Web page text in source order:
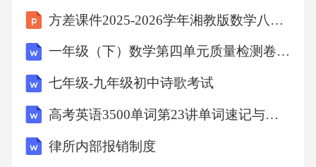
施的效果和成果提高产品质量增加客户满意度
优化理赔流程提升
方差课件2025-2026学年湘教版数学八年级下册
一年级（下）数学第四单元质量检测卷《青岛54版》
七年级-九年级初中诗歌考试
高考英语3500单词第23讲单词速记与拓展
律所内部报销制度